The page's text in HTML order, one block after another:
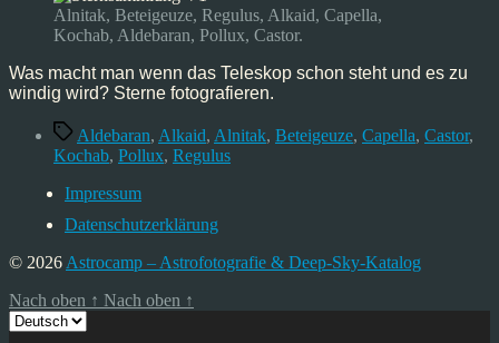
03/23
Alnitak, Beteigeuze, Regulus, Alkaid, Capella,
Kochab, Aldebaran, Pollux, Castor.
Was macht man wenn das Teleskop schon steht und es zu
windig wird? Sterne fotografieren.
Schlagwörter
Aldebaran, Alkaid, Alnitak, Beteigeuze, Capella, Castor,
Kochab, Pollux, Regulus
Impressum
Datenschutzerklärung
© 2026 Astrocamp – Astrofotografie & Deep-Sky-Katalog
Nach oben ↑ Nach oben ↑
Sprache
auswählen